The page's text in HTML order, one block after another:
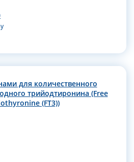
для количественного
трийодтиронина (Free
(FT3))